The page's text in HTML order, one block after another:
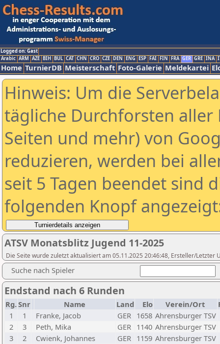
Logged on: Gast
Arabic ARM AZE BIH BUL CAT CHN CRO CZE DEN ENG ESP FAI FIN FRA GER GRE INA
Home TurnierDB Meisterschaft Foto-Galerie Meldekartei
Hinweis: Um die
tägliche Durchforsten aller
Seiten und mehr) von
reduzieren, werden bei
seit 5 Tagen beendet sind
folgenden Knopf
ATSV Monatsblitz Jugend 11-2025
Die Seite wurde zuletzt aktualisiert am 05.11.2025 20:46:48, Ersteller/Letzter
Suche nach Spieler
Endstand nach 6 Runden
Rg.Snr Name Land Elo Verein/Ort
1
1 Franke, Jacob GER 1658 Ahrensburger TSV
2
3 Peth, Mika GER 1140 Ahrensburger TSV
3
2 Cwienk, Johannes GER 1159 Ahrensburger TSV